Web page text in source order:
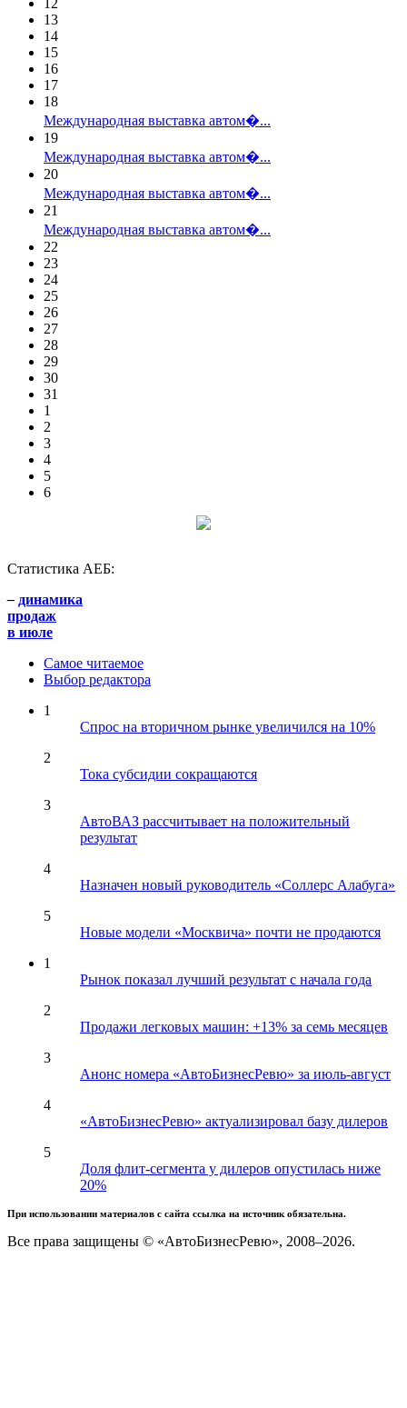
13
14
15
16
17
18
Международная выставка автом�...
19
Международная выставка автом�...
20
Международная выставка автом�...
21
Международная выставка автом�...
22
23
24
25
26
27
28
29
30
31
1
2
3
4
5
6
Статистика АЕБ:
– динамика
продаж
в июле
Самое читаемое
Выбор редактора
1
Спрос на вторичном рынке увеличился на 10%
2
Тока субсидии сокращаются
3
АвтоВАЗ рассчитывает на положительный
результат
4
Назначен новый руководитель «Соллерс Алабуга»
5
Новые модели «Москвича» почти не продаются
1
Рынок показал лучший результат с начала года
2
Продажи легковых машин: +13% за семь месяцев
3
Анонс номера «АвтоБизнесРевю» за июль-август
4
«АвтоБизнесРевю» актуализировал базу дилеров
5
Доля флит-сегмента у дилеров опустилась ниже
20%
При использовании материалов с сайта ссылка на источник обязательна.
Все права защищены © «АвтоБизнесРевю», 2008–2026.